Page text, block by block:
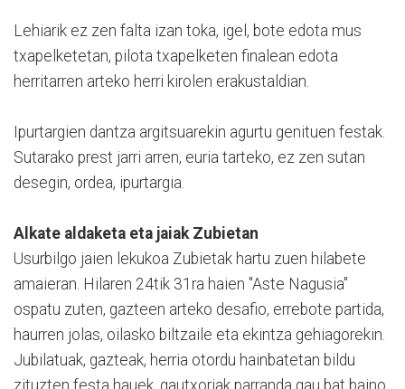
Lehiarik ez zen falta izan toka, igel, bote edota mus
txapelketetan, pilota txapelketen finalean edota
herritarren arteko herri kirolen erakustaldian.
Ipurtargien dantza argitsuarekin agurtu genituen festak.
Sutarako prest jarri arren, euria tarteko, ez zen sutan
desegin, ordea, ipurtargia.
Alkate aldaketa eta jaiak Zubietan
Usurbilgo jaien lekukoa Zubietak hartu zuen hilabete
amaieran. Hilaren 24tik 31ra haien "Aste Nagusia"
ospatu zuten, gazteen arteko desafio, errebote partida,
haurren jolas, oilasko biltzaile eta ekintza gehiagorekin.
Jubilatuak, gazteak, herria otordu hainbatetan bildu